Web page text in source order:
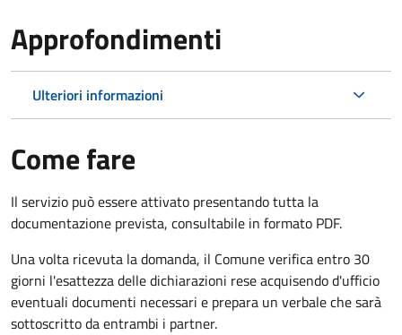
Approfondimenti
Ulteriori informazioni
Come fare
Il servizio può essere attivato presentando tutta la
documentazione prevista, consultabile in formato PDF.
Una volta ricevuta la domanda, il Comune verifica entro 30
giorni l'esattezza delle dichiarazioni rese acquisendo d'ufficio
eventuali documenti necessari e prepara un verbale che sarà
sottoscritto da entrambi i partner.